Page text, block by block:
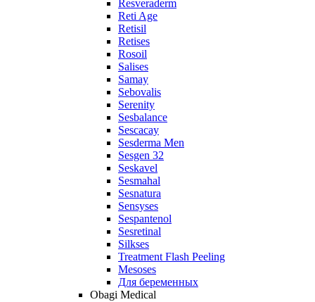
Resveraderm
Reti Age
Retisil
Retises
Rosoil
Salises
Samay
Sebovalis
Serenity
Sesbalance
Sescacay
Sesderma Men
Sesgen 32
Seskavel
Sesmahal
Sesnatura
Sensyses
Sespantenol
Sesretinal
Silkses
Treatment Flash Peeling
Mesoses
Для беременных
Obagi Medical